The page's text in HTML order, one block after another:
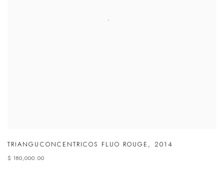
TRIANGUCONCENTRICOS FLUO ROUGE , 2014
$ 180,000.00